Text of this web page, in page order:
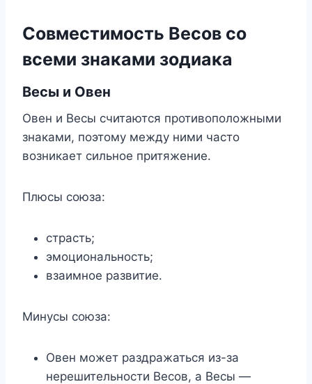
Совместимость Весов со
всеми знаками зодиака
Весы и Овен
Овен и Весы считаются противоположными
знаками, поэтому между ними часто
возникает сильное притяжение.
Плюсы союза:
страсть;
эмоциональность;
взаимное развитие.
Минусы союза:
Овен может раздражаться из-за
нерешительности Весов, а Весы —